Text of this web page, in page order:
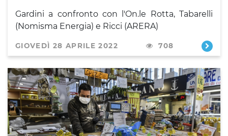
Gardini a confronto con l'On.le Rotta, Tabarelli
(Nomisma Energia) e Ricci (ARERA)
GIOVEDÌ 28 APRILE 2022 708